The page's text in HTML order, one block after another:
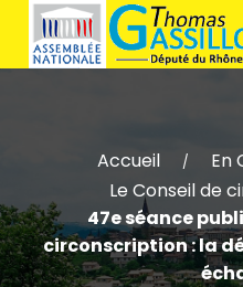
Accueil / En
Le Conseil de
47e séance
circonscription : la